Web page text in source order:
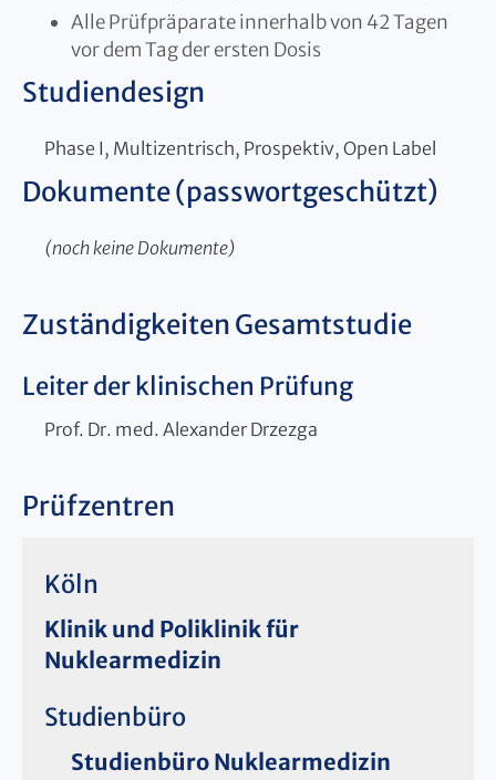
Alle Prüfpräparate innerhalb von 42 Tagen
vor dem Tag der ersten Dosis
Studiendesign
Phase I, Multizentrisch, Prospektiv, Open Label
Dokumente (passwortgeschützt)
(noch keine Dokumente)
Zuständigkeiten Gesamtstudie
Leiter der klinischen Prüfung
Prof. Dr. med. Alexander Drzezga
Prüfzentren
Köln
Klinik und Poliklinik für
Nuklearmedizin
Studienbüro
Studienbüro Nuklearmedizin